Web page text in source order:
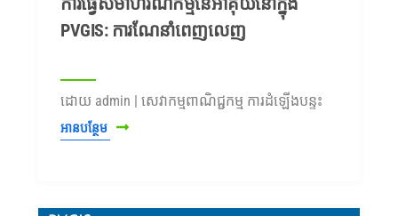
PVGIS: ការណែនាំពេញលេញ
ដោយ admin | សេវាកម្មពាណិជ្ជកម្ម ការដំឡើងបន្ទះ
អានបន្ថែម